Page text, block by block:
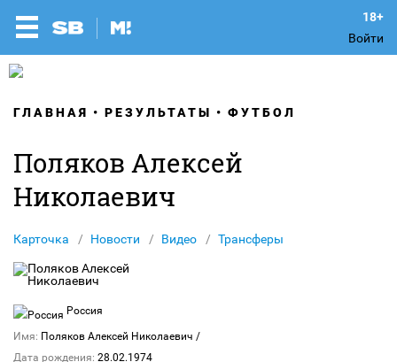
Войти
ГЛАВНАЯ РЕЗУЛЬТАТЫ ФУТБОЛ
Поляков Алексей
Николаевич
Карточка Новости Видео Трансферы
Россия
Имя: Поляков Алексей Николаевич /
Дата рождения: 28.02.1974